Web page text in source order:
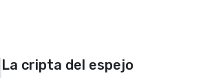
La cripta del espejo